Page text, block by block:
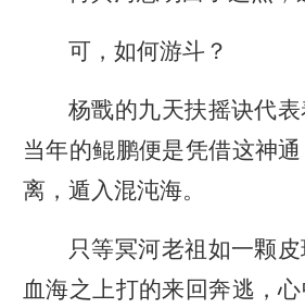
可，如何游斗？
杨戬的九天扶摇诀代表
当年的鲲鹏便是凭借这神
离，遁入混沌海。
只等冥河老祖如一颗
血海之上打的来回奔逃，